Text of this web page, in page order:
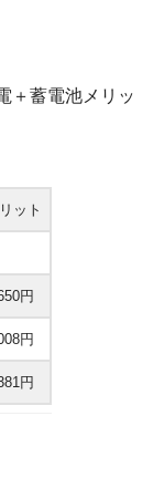
＋蓄電池メリッ
ット
円
円
円